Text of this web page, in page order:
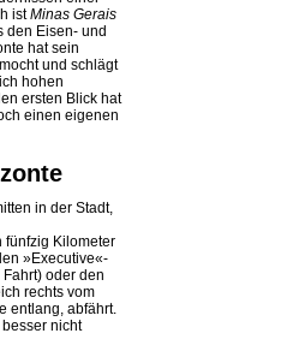
istMinas Gerais
den Eisen- und
hat sein
und schlägt
hohen
ersten Blick hat
einen eigenen
in der Stadt,
fünfzig Kilometer
»Executive«-
oder den
rechts vom
entlang, abfährt.
nicht